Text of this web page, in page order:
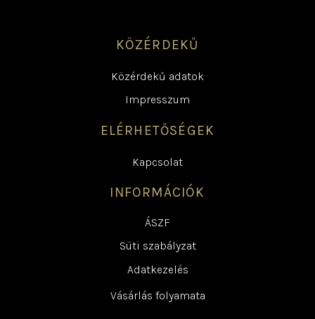
KÖZÉRDEKŰ
Közérdekű adatok
Impresszum
ELÉRHETŐSÉGEK
Kapcsolat
INFORMÁCIÓK
ÁSZF
Süti szabályzat
Adatkezelés
Vásárlás folyamata